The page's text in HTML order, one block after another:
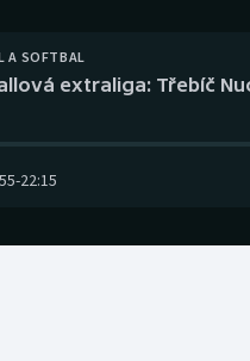
A SOFTBAL
extraliga: Třebíč
-22:15